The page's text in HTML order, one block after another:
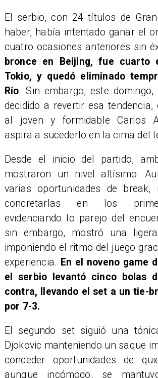
El serbio, con 24 títulos de
haber, había intentado ganar el
cuatro ocasiones anteriores sin
bronce en Beijing, fue cuarto
Tokio, y quedó eliminado
Río. Sin embargo, este domingo,
decidido a revertir esa tendencia,
al joven y formidable Carlos
aspira a sucederlo en la cima del
Desde el inicio del partido,
mostraron un nivel altísimo.
varias oportunidades de break,
concretarlas en los
evidenciando lo parejo del
sin embargo, mostró una ligera
imponiendo el ritmo del juego
experiencia. En el noveno game
el serbio levantó cinco bolas
contra, llevando el set a un tie-
por 7-3.
El segundo set siguió una
Djokovic manteniendo un saque
conceder oportunidades de
aunque incómodo, se